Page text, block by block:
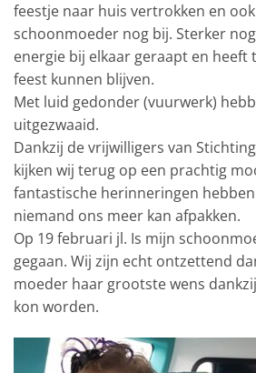
feestje naar huis vertrokken en
schoonmoeder nog bij. Sterker
energie bij elkaar geraapt en heeft
feest kunnen blijven.
Met luid gedonder (vuurwerk)
uitgezwaaid.
Dankzij de vrijwilligers van
kijken wij terug op een prachtig
fantastische herinneringen
niemand ons meer kan afpakken.
Op 19 februari jl. Is mijn
gegaan. Wij zijn echt ontzettend
moeder haar grootste wens
kon worden.